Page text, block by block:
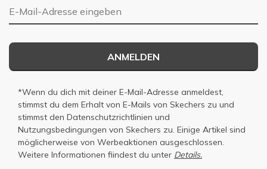
E-Mail-Adresse
ANMELDEN
*Wenn du dich mit deiner E-Mail-Adresse anmeldest,
stimmst du dem Erhalt von E-Mails von Skechers zu und
stimmst den Datenschutzrichtlinien und
Nutzungsbedingungen von Skechers zu. Einige Artikel sind
möglicherweise von Werbeaktionen ausgeschlossen.
Weitere Informationen fiindest du unter Details.